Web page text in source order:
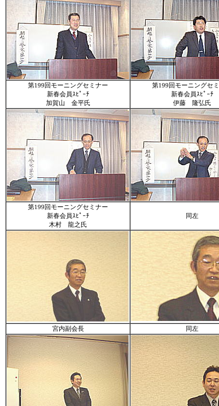
第199回モーニングセミナー
新春会員ｽﾋﾟｰﾁ
加賀山 金平氏
第199回モーニングセ
新春会員ｽﾋﾟｰﾁ
伊藤 隆弘氏
第199回モーニングセミナー
新春会員ｽﾋﾟｰﾁ
木村 龍之氏
同左
宮内副会長 同左